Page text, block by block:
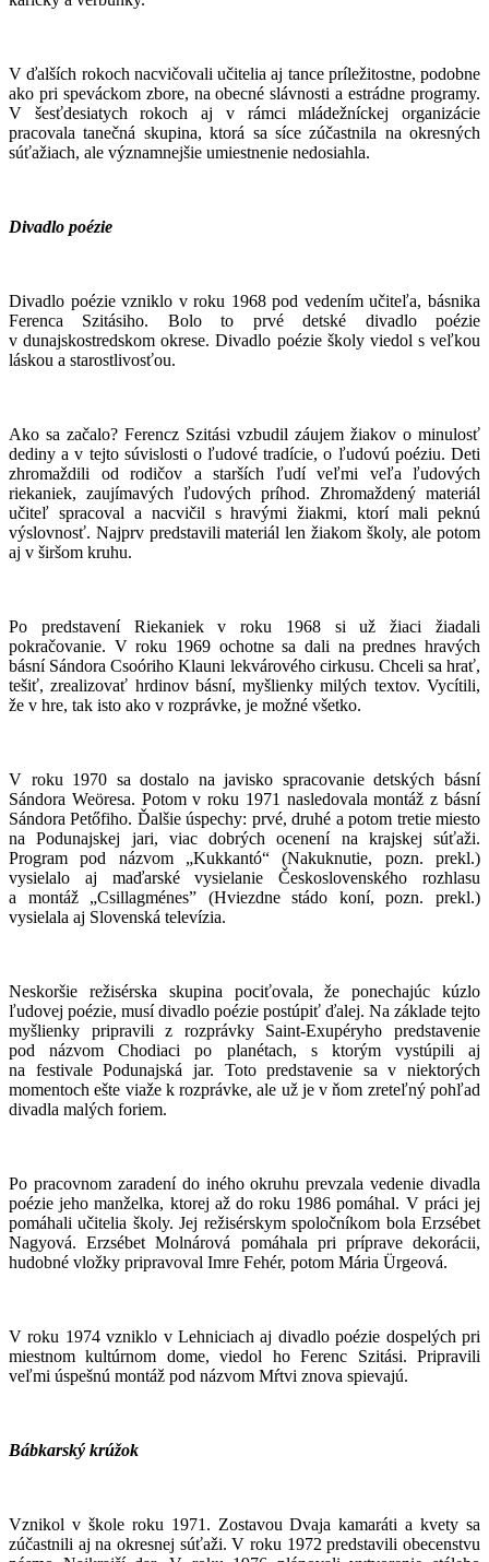
V ďalších rokoch nacvičovali učitelia aj tance príležitostne, podobne
ako pri speváckom zbore, na obecné slávnosti a estrádne programy.
V šesťdesiatych rokoch aj v rámci mládežníckej organizácie
pracovala tanečná skupina, ktorá sa síce zúčastnila na okresných
súťažiach, ale významnejšie umiestnenie nedosiahla.
Divadlo poézie
Divadlo poézie vzniklo v roku 1968 pod vedením učiteľa, básnika
Ferenca Szitásiho. Bolo to prvé detské divadlo poézie
v dunajskostredskom okrese. Divadlo poézie školy viedol s veľkou
láskou a starostlivosťou.
Ako sa začalo? Ferencz Szitási vzbudil záujem žiakov o minulosť
dediny a v tejto súvislosti o ľudové tradície, o ľudovú poéziu. Deti
zhromaždili od rodičov a starších ľudí veľmi veľa ľudových
riekaniek, zaujímavých ľudových príhod. Zhromaždený materiál
učiteľ spracoval a nacvičil s hravými žiakmi, ktorí mali peknú
výslovnosť. Najprv predstavili materiál len žiakom školy, ale potom
aj v širšom kruhu.
Po predstavení Riekaniek v roku 1968 si už žiaci žiadali
pokračovanie. V roku 1969 ochotne sa dali na prednes hravých
básní Sándora Csoóriho Klauni lekvárového cirkusu. Chceli sa hrať,
tešiť, zrealizovať hrdinov básní, myšlienky milých textov. Vycítili,
že v hre, tak isto ako v rozprávke, je možné všetko.
V roku 1970 sa dostalo na javisko spracovanie detských básní
Sándora Weöresa. Potom v roku 1971 nasledovala montáž z básní
Sándora Petőfiho. Ďalšie úspechy: prvé, druhé a potom tretie miesto
na Podunajskej jari, viac dobrých ocenení na krajskej súťaži.
Program pod názvom „Kukkantó“ (Nakuknutie, pozn. prekl.)
vysielalo aj maďarské vysielanie Československého rozhlasu
a montáž „Csillagménes” (Hviezdne stádo koní, pozn. prekl.)
vysielala aj Slovenská televízia.
Neskoršie režisérska skupina pociťovala, že ponechajúc kúzlo
ľudovej poézie, musí divadlo poézie postúpiť ďalej. Na základe tejto
myšlienky pripravili z rozprávky Saint-Exupéryho predstavenie
pod názvom Chodiaci po planétach, s ktorým vystúpili aj
na festivale Podunajská jar. Toto predstavenie sa v niektorých
momentoch ešte viaže k rozprávke, ale už je v ňom zreteľný pohľad
divadla malých foriem.
Po pracovnom zaradení do iného okruhu prevzala vedenie divadla
poézie jeho manželka, ktorej až do roku 1986 pomáhal. V práci jej
pomáhali učitelia školy. Jej režisérskym spoločníkom bola Erzsébet
Nagyová. Erzsébet Molnárová pomáhala pri príprave dekorácii,
hudobné vložky pripravoval Imre Fehér, potom Mária Ürgeová.
V roku 1974 vzniklo v Lehniciach aj divadlo poézie dospelých pri
miestnom kultúrnom dome, viedol ho Ferenc Szitási. Pripravili
veľmi úspešnú montáž pod názvom Mŕtvi znova spievajú.
Bábkarský krúžok
Vznikol v škole roku 1971. Zostavou Dvaja kamaráti a kvety sa
zúčastnili aj na okresnej súťaži. V roku 1972 predstavili obecenstvu